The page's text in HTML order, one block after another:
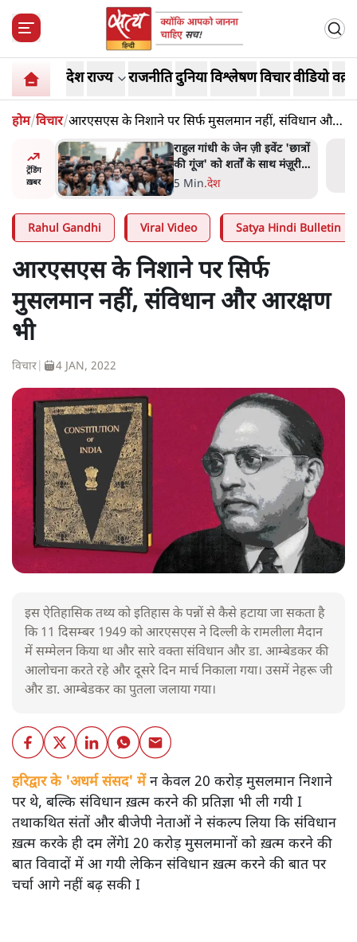
देशराज्य राजनीतिदुनियाविश्लेषणविचारवीडियो
होम/विचार/आरएसएस के निशाने पर सिर्फ मुसलमान नहीं, संविधान और
आरक्षण भी
ट्रेंडिंग
ख़बर
राहुल गांधी के जेन ज़ी इवेंट 'छात्रों
की गूंज' को शर्तों के साथ मंज़ूरी
देना पड़ा
5 Min.देश
Rahul Gandhi Viral Video Satya Hindi Bulletin
आरएसएस के निशाने पर सिर्फ
मुसलमान नहीं, संविधान और आरक्षण
भी
विचार 4 JAN, 2022
इस ऐतिहासिक तथ्य को इतिहास के पन्नों से कैसे हटाया जा सकता है
कि 11 दिसम्बर 1949 को आरएसएस ने दिल्ली के रामलीला मैदान
में सम्मेलन किया था और सारे वक्ता संविधान और डा. आम्बेडकर की
आलोचना करते रहे और दूसरे दिन मार्च निकाला गया। उसमें नेहरू जी
और डा. आम्बेडकर का पुतला जलाया गया।
हरिद्वार के 'अधर्म संसद' मेंन केवल 20 करोड़ मुसलमान निशाने
पर थे, बल्कि संविधान ख़त्म करने की प्रतिज्ञा भी ली गयी I
तथाकथित संतों और बीजेपी नेताओं ने संकल्प लिया कि संविधान
ख़त्म करके ही दम लेंगेI 20 करोड़ मुसलमानों को ख़त्म करने की
बात विवादों में आ गयी लेकिन संविधान ख़त्म करने की बात पर
चर्चा आगे नहीं बढ़ सकी I